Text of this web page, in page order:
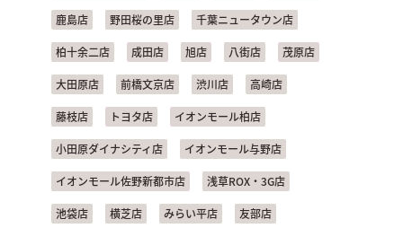
鹿島店 野田桜の里店 千葉ニュータウン店
柏十余二店 成田店 旭店 八街店 茂原店
大田原店 前橋文京店 渋川店 高崎店
藤枝店 トヨタ店 イオンモール柏店
小田原ダイナシティ店 イオンモール与野店
イオンモール佐野新都市店 浅草ROX・3G店
池袋店 横芝店 みらい平店 友部店